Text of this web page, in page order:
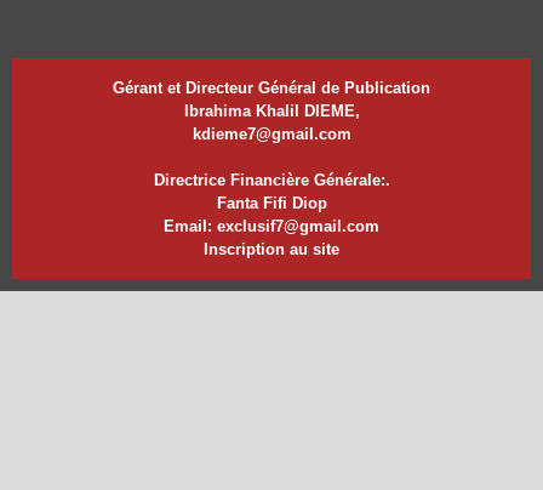
Gérant et Directeur Général de Publication
Ibrahima Khalil DIEME,
kdieme7@gmail.com
Directrice Financière Générale:.
Fanta Fifi Diop
Email: exclusif7@gmail.com
Inscription au site